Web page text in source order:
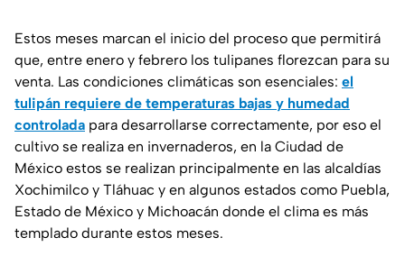
Estos meses marcan el inicio del proceso que permitirá
que, entre enero y febrero los tulipanes florezcan para su
venta. Las condiciones climáticas son esenciales: el
tulipán requiere de temperaturas bajas y humedad
controlada para desarrollarse correctamente, por eso el
cultivo se realiza en invernaderos, en la Ciudad de
México estos se realizan principalmente en las alcaldías
Xochimilco y Tláhuac y en algunos estados como Puebla,
Estado de México y Michoacán donde el clima es más
templado durante estos meses.